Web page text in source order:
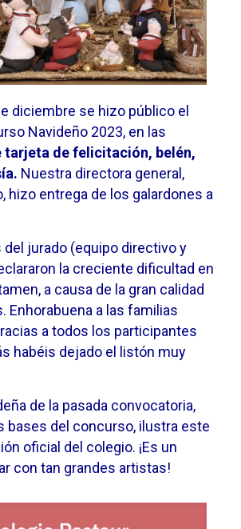
diciembre se hizo público el
Navideño 2023, en las
tarjeta de felicitación, belén,
Nuestra directora general,
hizo entrega de los galardones a
jurado (equipo directivo y
la creciente dificultad en
a causa de la gran calidad
Enhorabuena a las familias
a todos los participantes
habéis dejado el listón muy
de la pasada convocatoria,
bases del concurso, ilustra este
oficial del colegio. ¡Es un
con tan grandes artistas!